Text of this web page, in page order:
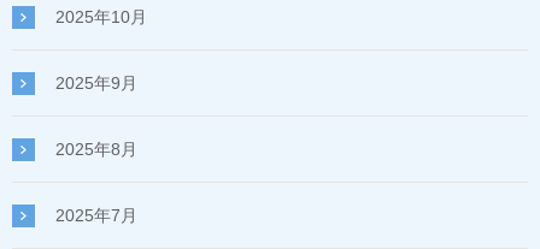
2025年10月
2025年9月
2025年8月
2025年7月